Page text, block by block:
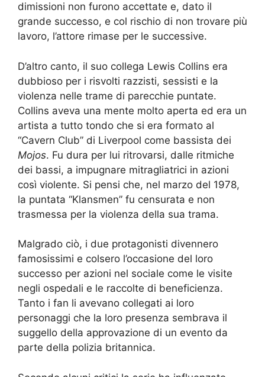
dimissioni non furono accettate e, dato il
grande successo, e col rischio di non trovare più
lavoro, l’attore rimase per le successive.
D’altro canto, il suo collega Lewis Collins era
dubbioso per i risvolti razzisti, sessisti e la
violenza nelle trame di parecchie puntate.
Collins aveva una mente molto aperta ed era un
artista a tutto tondo che si era formato al
“Cavern Club” di Liverpool come bassista dei
Mojos. Fu dura per lui ritrovarsi, dalle ritmiche
dei bassi, a impugnare mitragliatrici in azioni
così violente. Si pensi che, nel marzo del 1978,
la puntata “Klansmen” fu censurata e non
trasmessa per la violenza della sua trama.
Malgrado ciò, i due protagonisti divennero
famosissimi e colsero l’occasione del loro
successo per azioni nel sociale come le visite
negli ospedali e le raccolte di beneficienza.
Tanto i fan li avevano collegati ai loro
personaggi che la loro presenza sembrava il
suggello della approvazione di un evento da
parte della polizia britannica.